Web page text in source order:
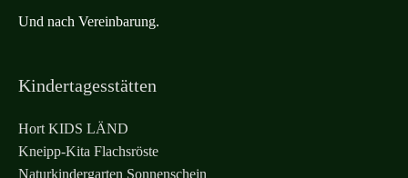
Und nach Vereinbarung.
Kindertagesstätten
Hort KIDS LÄND
Kneipp-Kita Flachsröste
Naturkindergarten Sonnenschein